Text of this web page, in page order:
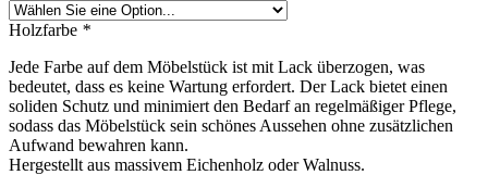
Holzfarbe *
Jede Farbe auf dem Möbelstück ist mit Lack überzogen, was
bedeutet, dass es keine Wartung erfordert. Der Lack bietet einen
soliden Schutz und minimiert den Bedarf an regelmäßiger Pflege,
sodass das Möbelstück sein schönes Aussehen ohne zusätzlichen
Aufwand bewahren kann.
Hergestellt aus massivem Eichenholz oder Walnuss.